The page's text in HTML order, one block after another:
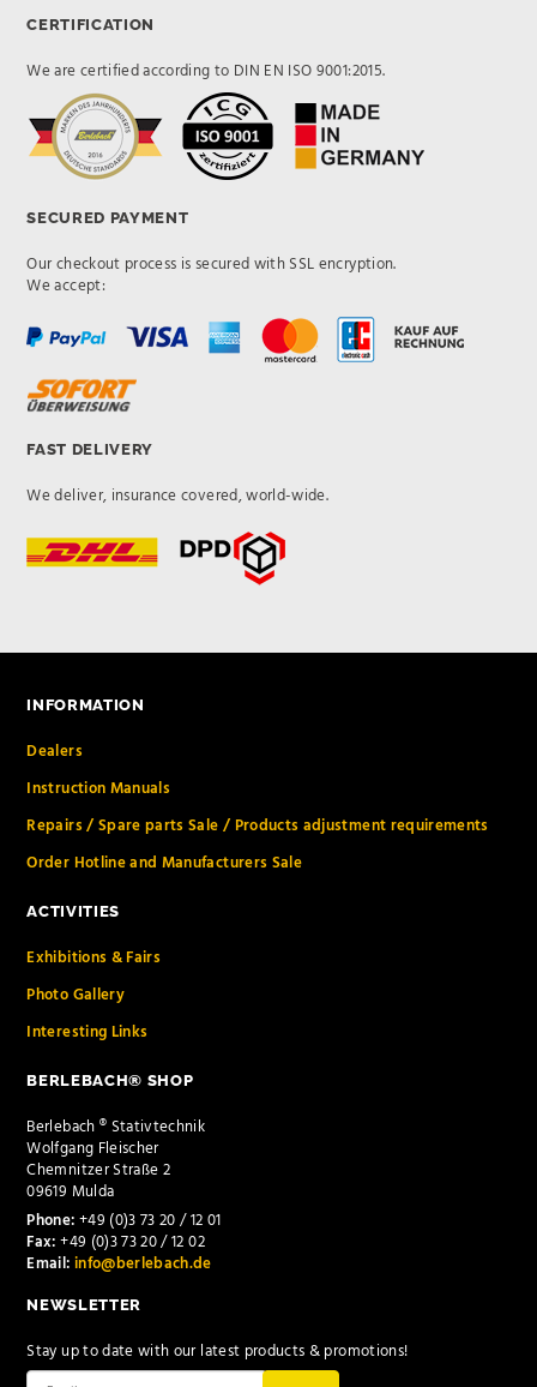
CERTIFICATION
We are certified according to DIN EN ISO 9001:2015.
SECURED PAYMENT
Our checkout process is secured with SSL encryption.
We accept:
FAST DELIVERY
We deliver, insurance covered, world-wide.
INFORMATION
Dealers
Instruction Manuals
Repairs / Spare parts Sale / Products adjustment requirements
Order Hotline and Manufacturers Sale
ACTIVITIES
Exhibitions & Fairs
Photo Gallery
Interesting Links
BERLEBACH® SHOP
Berlebach ® Stativtechnik
Wolfgang Fleischer
Chemnitzer Straße 2
09619 Mulda
Phone:+49 (0)3 73 20 / 12 01
Fax:+49 (0)3 73 20 / 12 02
Email:info@berlebach.de
NEWSLETTER
Stay up to date with our latest products & promotions!